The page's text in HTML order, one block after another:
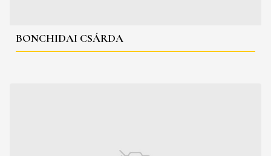
BONCHIDAI CSÁRDA